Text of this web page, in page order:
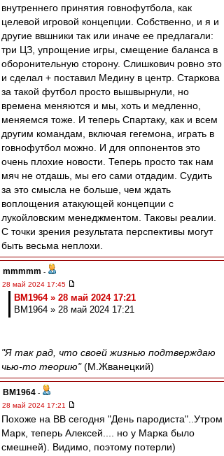
внутреннего принятия говнофутбола, как
целевой игровой концепции. Собственно, и я и
другие ввшники так или иначе ее предлагали:
три ЦЗ, упрощение игры, смещение баланса в
оборонительную сторону. Слишкович ровно это
и сделал + поставил Медину в центр. Старкова
за такой футбол просто вышвырнули, но
времена меняются и мы, хоть и медленно,
меняемся тоже. И теперь Спартаку, как и всем
другим командам, включая гегемона, играть в
говнофутбол можно. И для оппонентов это
очень плохие новости. Теперь просто так нам
мяч не отдашь, мы его сами отдадим. Судить
за это смысла не больше, чем ждать
воплощения атакующей концепции с
лукойловским менеджментом. Таковы реалии.
С точки зрения результата перспективы могут
быть весьма неплохи.
mmmmm -
28 май 2024 17:45
BM1964 » 28 май 2024 17:21
BM1964 » 28 май 2024 17:21
"Я так рад, что своей жизнью подтверждаю
чью-то теорию"(М.Жванецкий)
BM1964 -
28 май 2024 17:21
Похоже на ВВ сегодня "День пародиста"..Утром
Марк, теперь Алексей.... но у Марка было
смешней). Видимо, поэтому потерли)